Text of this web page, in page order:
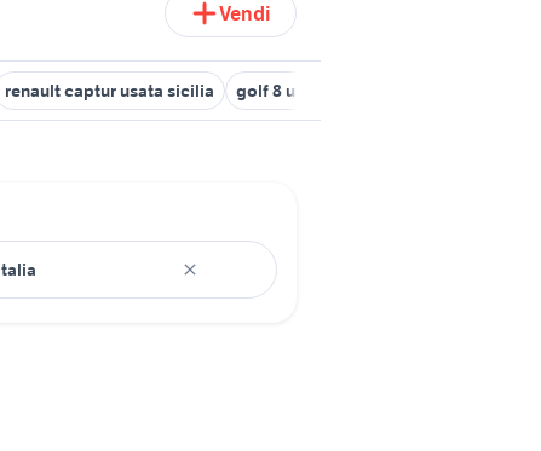
Vendi
renault captur usata sicilia golf 8 usata